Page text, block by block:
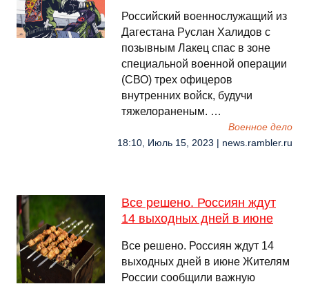
Российский военнослужащий из
Дагестана Руслан Халидов с
позывным Лакец спас в зоне
специальной военной операции
(СВО) трех офицеров
внутренних войск, будучи
тяжелораненым. …
Военное дело
18:10, Июль 15, 2023 | news.rambler.ru
Все решено. Россиян ждут
14 выходных дней в июне
Все решено. Россиян ждут 14
выходных дней в июне Жителям
России сообщили важную